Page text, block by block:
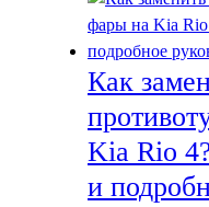
Как
Kia Rio
и